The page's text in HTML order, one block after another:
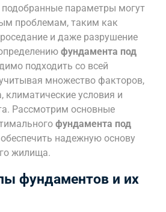
подобранные параметры могут
проблемам, таким как
и даже разрушение
фундамента под
подходить со всей
множество факторов,
климатические условия и
Рассмотрим основные
фундамента под
надежную основу
жилища.
фундаментов и их